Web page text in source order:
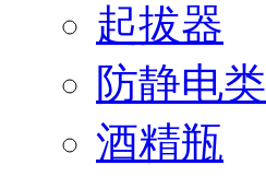
起拔器
防静电类
酒精瓶